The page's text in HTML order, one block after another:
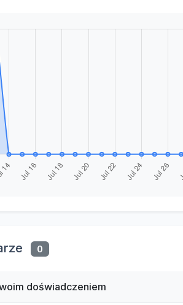
0
doświadczeniem